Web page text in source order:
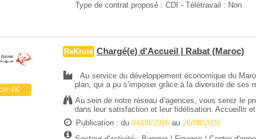
Type de contrat proposé : CDI - Télétravail : Non
4K
ReKrute Chargé(e) d'Accueil | Rabat (Maroc)
Au service du développement économique du
plan, qui a pu s’imposer grâce à la diversité de ses
Au sein de notre réseau d’agences, vous serez le
dans leur satisfaction et leur fidélisation. Accueillir
Publication : du 04/08/2026au 26/08/2026